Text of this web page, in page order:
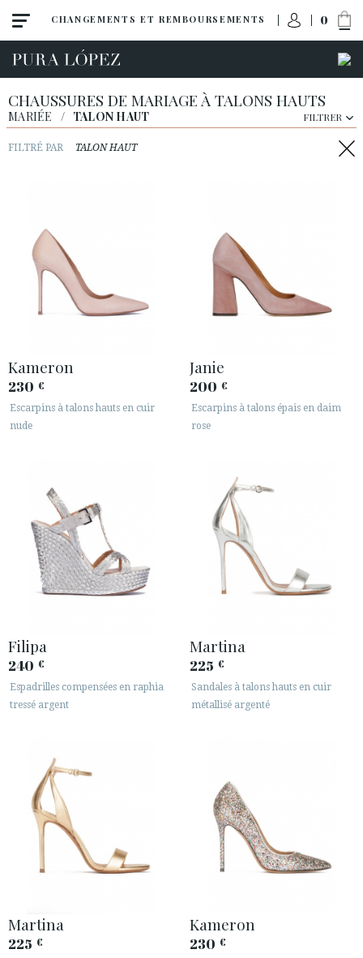
CHANGEMENTS ET REMBOURSEMENTS 0
Toutes
Escarpins
Sandales
ENGLISH
PAYS: SUOMI / FINLAND
· SERVICE CLIENT
· EXPÉDITIONS
· TERMES ET CONDITIONS
· INFORMATION LÉGALE
SECURE WEB SSL CERTIFICATE
CHAUSSURES DE MARIAGE À TALONS HAUTS
MARIÉE / TALON HAUT FILTRER
FILTRÉ PAR TALON HAUT
Kameron
230 €
Escarpins à talons hauts en cuir
nude
Janie
200 €
Escarpins à talons épais en daim
rose
Filipa
240 €
Espadrilles compensées en raphia
tressé argent
Martina
225 €
Sandales à talons hauts en cuir
métallisé argenté
Martina
225 €
Kameron
230 €